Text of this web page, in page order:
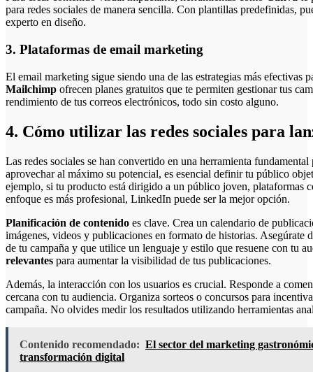
para redes sociales de manera sencilla. Con plantillas predefinidas,
experto en diseño.
3. Plataformas de email marketing
El email marketing sigue siendo una de las estrategias más efectivas
Mailchimp ofrecen planes gratuitos que te permiten gestionar tus
rendimiento de tus correos electrónicos, todo sin costo alguno.
4. Cómo utilizar las redes sociales para
Las redes sociales se han convertido en una herramienta
aprovechar al máximo su potencial, es esencial definir tu público
ejemplo, si tu producto está dirigido a un público joven, plataformas
enfoque es más profesional, LinkedIn puede ser la mejor opción.
Planificación de contenido es clave. Crea un calendario de
imágenes, videos y publicaciones en formato de historias. Asegúrate
de tu campaña y que utilice un lenguaje y estilo que resuene con tu
relevantes para aumentar la visibilidad de tus publicaciones.
Además, la interacción con los usuarios es crucial. Responde a
cercana con tu audiencia. Organiza sorteos o concursos para
campaña. No olvides medir los resultados utilizando herramientas
Contenido recomendado: El sector del marketing
transformación digital